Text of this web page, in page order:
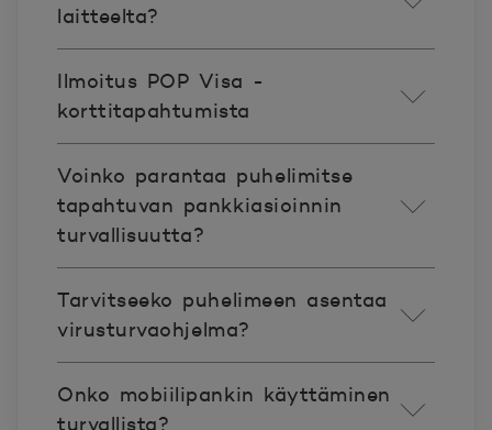
laitteelta?
Ilmoitus POP Visa -
korttitapahtumista
Voinko parantaa puhelimitse
tapahtuvan pankkiasioinnin
turvallisuutta?
Tarvitseeko puhelimeen asentaa
virusturvaohjelma?
Onko mobiilipankin käyttäminen
turvallista?